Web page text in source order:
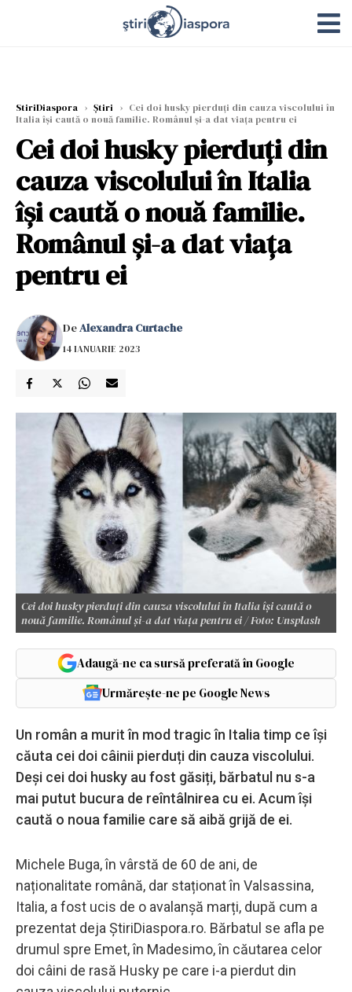
StiriDiaspora › Știri › Cei doi husky pierduți din cauza viscolului în
Italia își caută o nouă familie. Românul și-a dat viața pentru ei
Cei doi husky pierduți din
cauza viscolului în Italia
își caută o nouă familie.
Românul și-a dat viața
pentru ei
DeAlexandra Curtache
14 IANUARIE 2023
Cei doi husky pierduți din cauza viscolului în Italia își caută o
nouă familie. Românul și-a dat viața pentru ei / Foto: Unsplash
Adaugă-ne ca sursă preferată în Google
Urmărește-ne pe Google News
Un român a murit în mod tragic în Italia timp ce își
căuta cei doi câinii pierduți din cauza viscolului.
Deși cei doi husky au fost găsiți, bărbatul nu s-a
mai putut bucura de reîntâlnirea cu ei. Acum își
caută o noua familie care să aibă grijă de ei.
Michele Buga, în vârstă de 60 de ani, de
naționalitate română, dar staționat în Valsassina,
Italia, a fost ucis de o avalanșă marți, după cum a
prezentat deja ȘtiriDiaspora.ro. Bărbatul se afla pe
drumul spre Emet, în Madesimo, în căutarea celor
doi câini de rasă Husky pe care i-a pierdut din